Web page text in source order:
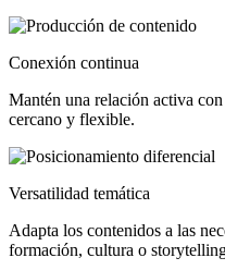
Conexión continua
Mantén una relación activa
cercano y flexible.
Versatilidad temática
Adapta los contenidos a las
formación, cultura o